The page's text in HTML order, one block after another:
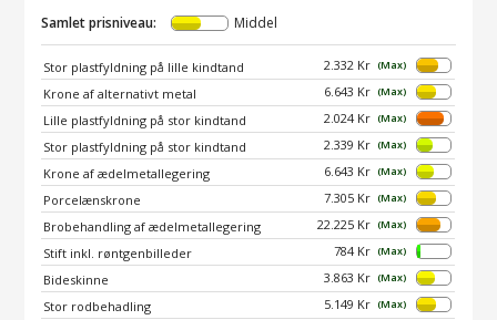
Samlet prisniveau: Middel
Stor plastfyldning på lille kindtand 2.332 Kr (Max)
Krone af alternativt metal 6.643 Kr (Max)
Lille plastfyldning på stor kindtand 2.024 Kr (Max)
Stor plastfyldning på stor kindtand 2.339 Kr (Max)
Krone af ædelmetallegering 6.643 Kr (Max)
Porcelænskrone 7.305 Kr (Max)
Brobehandling af ædelmetallegering 22.225 Kr (Max)
Stift inkl. røntgenbilleder 784 Kr (Max)
Bideskinne 3.863 Kr (Max)
Stor rodbehadling 5.149 Kr (Max)